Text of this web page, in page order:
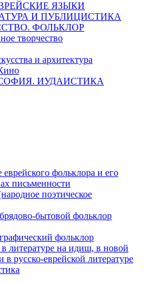
ЯЗЫКИ
И ПУБЛИЦИСТИКА
ФОЛЬКЛОР
творчество
и архитектура
ИУДАИСТИКА
фольклора и его
письменности
поэтическое
бытовой фольклор
фольклор
литературе на идиш, в новой
в русско-еврейской литературе